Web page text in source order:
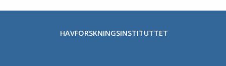
HAVFORSKNINGSINSTITUTTET